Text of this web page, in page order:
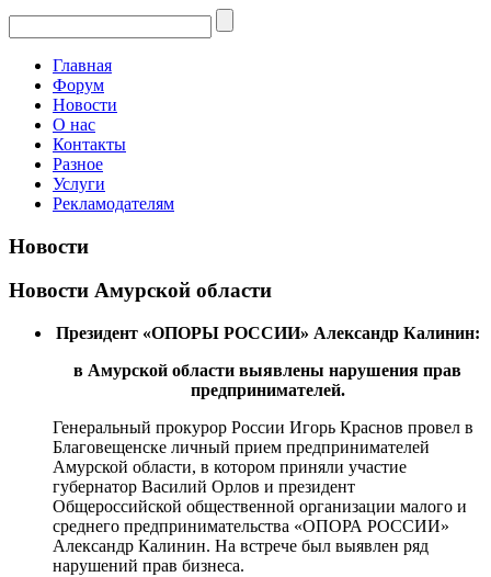
Главная
Форум
Новости
О нас
Контакты
Разное
Услуги
Рекламодателям
Новости
Новости Амурской области
Президент «ОПОРЫ РОССИИ» Александр Калинин:
в Амурской области выявлены нарушения прав
предпринимателей.
Генеральный прокурор России Игорь Краснов провел в
Благовещенске личный прием предпринимателей
Амурской области, в котором приняли участие
губернатор Василий Орлов и президент
Общероссийской общественной организации малого и
среднего предпринимательства «ОПОРА РОССИИ»
Александр Калинин. На встрече был выявлен ряд
нарушений прав бизнеса.